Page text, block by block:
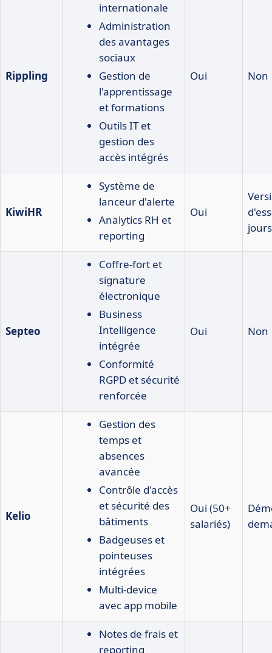
Rippling
internationale
Administration
des avantages
sociaux
Gestion de
l'apprentissage
et formations
Outils IT et
gestion des
accès intégrés
Oui Non
KiwiHR
Système de
lanceur d'alerte
Analytics RH et
reporting
Oui
jours
Septeo
Coffre-fort et
signature
électronique
Business
Intelligence
intégrée
Conformité
RGPD et sécurité
renforcée
Oui Non
Kelio
Gestion des
temps et
absences
avancée
Contrôle d'accès
et sécurité des
bâtiments
Badgeuses et
pointeuses
intégrées
Multi-device
avec app mobile
Oui (50+
salariés)
Notes de frais et
reporting